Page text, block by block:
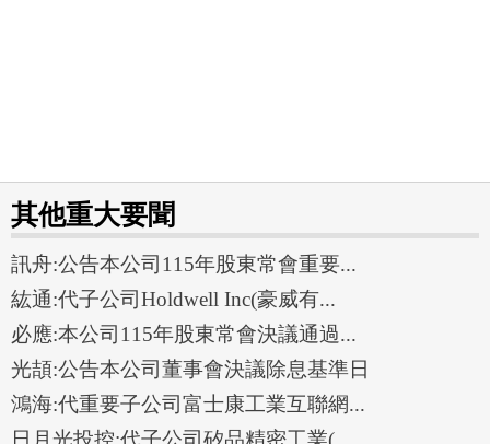
其他重大要聞
訊舟:公告本公司115年股東常會重要...
紘通:代子公司Holdwell Inc(豪威有...
必應:本公司115年股東常會決議通過...
光頡:公告本公司董事會決議除息基準日
鴻海:代重要子公司富士康工業互聯網...
日月光投控:代子公司矽品精密工業(...